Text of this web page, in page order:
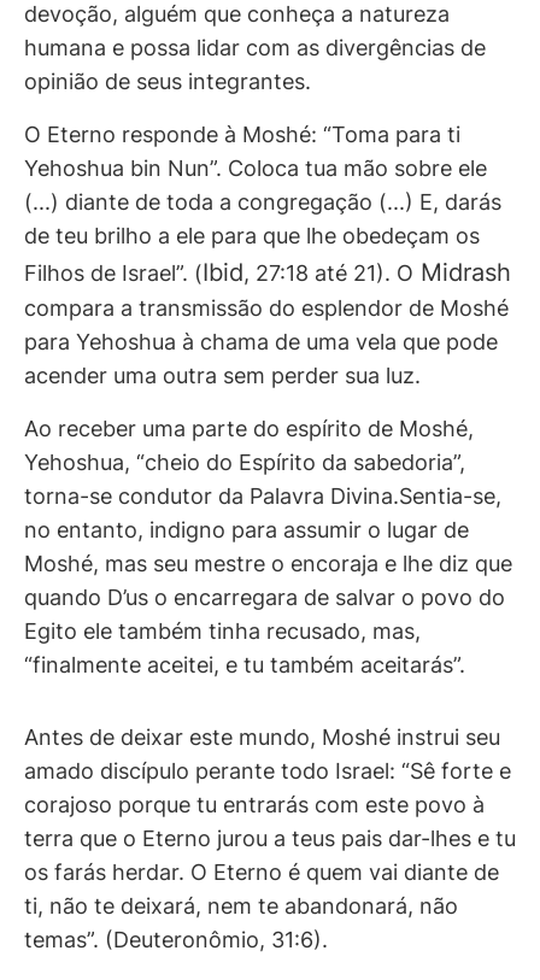
devoção, alguém que conheça a natureza
humana e possa lidar com as divergências de
opinião de seus integrantes.
O Eterno responde à Moshé: “Toma para ti
Yehoshua bin Nun”. Coloca tua mão sobre ele
(...) diante de toda a congregação (...) E, darás
de teu brilho a ele para que lhe obedeçam os
Filhos de Israel”. (Ibid, 27:18 até 21). O Midrash
compara a transmissão do esplendor de Moshé
para Yehoshua à chama de uma vela que pode
acender uma outra sem perder sua luz.
Ao receber uma parte do espírito de Moshé,
Yehoshua, “cheio do Espírito da sabedoria”,
torna-se condutor da Palavra Divina.Sentia-se,
no entanto, indigno para assumir o lugar de
Moshé, mas seu mestre o encoraja e lhe diz que
quando D’us o encarregara de salvar o povo do
Egito ele também tinha recusado, mas,
“finalmente aceitei, e tu também aceitarás”.
Antes de deixar este mundo, Moshé instrui seu
amado discípulo perante todo Israel: “Sê forte e
corajoso porque tu entrarás com este povo à
terra que o Eterno jurou a teus pais dar-lhes e tu
os farás herdar. O Eterno é quem vai diante de
ti, não te deixará, nem te abandonará, não
temas”. (Deuteronômio, 31:6).